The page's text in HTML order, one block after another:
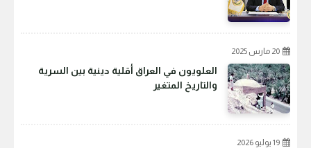
20 مارس 2025
العلويون في العراق أقلية دينية بين السرية
والتاريخ المتغير
19 يوليو 2026